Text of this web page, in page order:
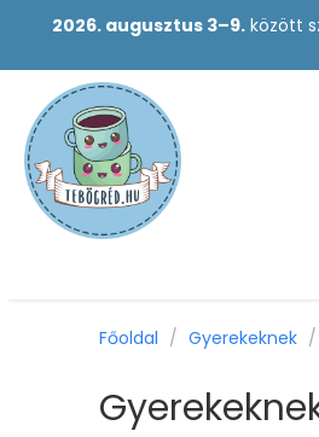
2026. augusztus 3–9. között
Főoldal / Gyerekeknek /